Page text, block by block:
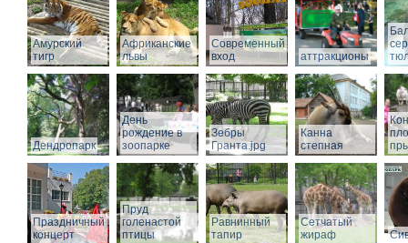
Амурский
тигр
Африканские
львы
Современный
вход
аттракционы
Дендропарк
День
рождение в
зоопарке
Зебры
Гранта.jpg
Канна
степная
Праздничный
концерт
Пруд
голенастой
птицы
Равнинный
тапир
Сетчатый
жираф